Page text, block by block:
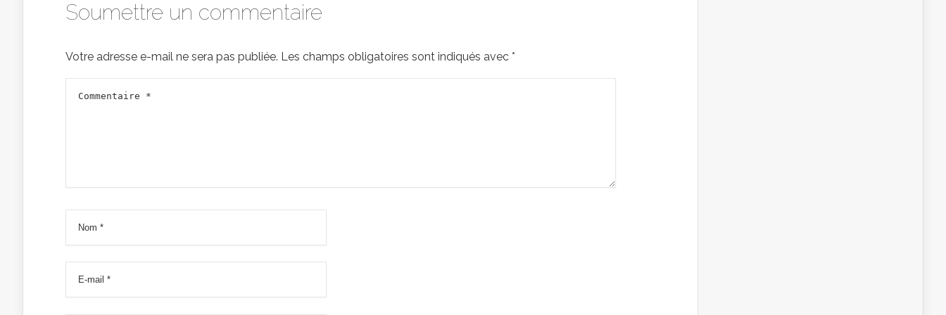
Soumettre un commentaire
Votre adresse e-mail ne sera pas publiée. Les champs obligatoires sont indiqués avec *